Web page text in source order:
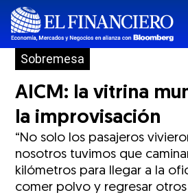
Sobremesa
AICM: la vitrina
la improvisación
“No solo los pasajeros
nosotros tuvimos que
kilómetros para llegar a la
comer polvo y regresar